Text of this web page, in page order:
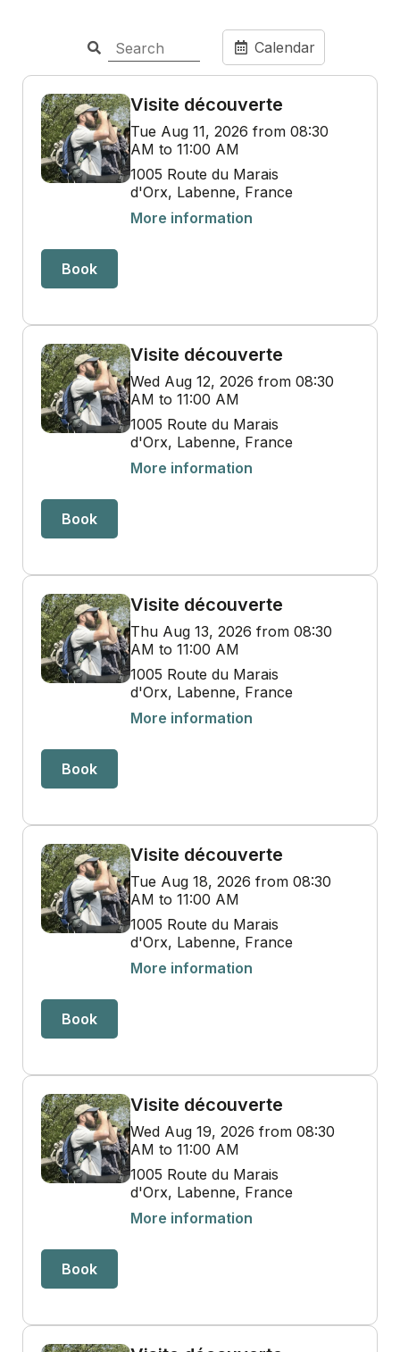
Calendar
Visite découverte
Tue Aug 11, 2026 from 08:30
AM to 11:00 AM
1005 Route du Marais
d'Orx, Labenne, France
More information
Book
Visite découverte
Wed Aug 12, 2026 from 08:30
AM to 11:00 AM
1005 Route du Marais
d'Orx, Labenne, France
More information
Book
Visite découverte
Thu Aug 13, 2026 from 08:30
AM to 11:00 AM
1005 Route du Marais
d'Orx, Labenne, France
More information
Book
Visite découverte
Tue Aug 18, 2026 from 08:30
AM to 11:00 AM
1005 Route du Marais
d'Orx, Labenne, France
More information
Book
Visite découverte
Wed Aug 19, 2026 from 08:30
AM to 11:00 AM
1005 Route du Marais
d'Orx, Labenne, France
More information
Book